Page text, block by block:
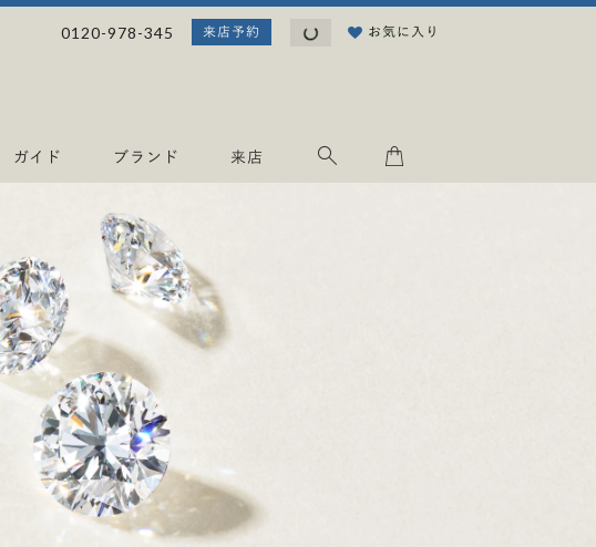
0120-978-345 来店予約
.
お気に入り
ガイド ブランド 来店